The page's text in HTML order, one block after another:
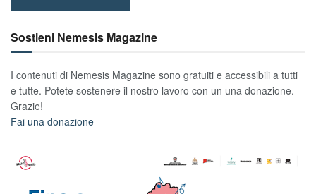
Sostieni Nemesis Magazine
I contenuti di Nemesis Magazine sono gratuiti e accessibili a tutti
e tutte. Potete sostenere il nostro lavoro con un una donazione.
Grazie!
Fai una donazione